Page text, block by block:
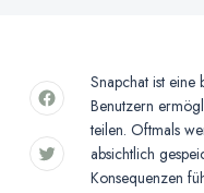
Snapchat ist
Benutzern
teilen. Oftmals
absichtlich
Konsequenzen